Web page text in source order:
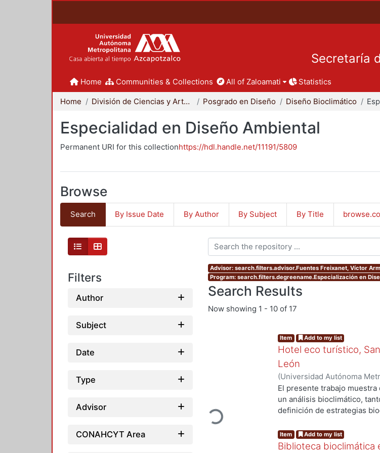
Secretaría
Home Communities & Collections All of Zaloamati Statistics
Home División de Ciencias y Artes para el Diseño Posgrado en Diseño Diseño Bioclimático
Especialidad en Diseño Ambiental
Permanent URI for this collectionhttps://hdl.handle.net/11191/5809
Browse
Search By Issue Date By Author By Subject By Title
Filters
Author
Subject
Date
Type
Advisor
CONAHCYT Area
Advisor: search.filters.advisor.Fuentes Freixanet, Víctor
Program: search.filters.degreename.Especialización en
Search Results
Now showing 1 - 10 of 17
Loading...
Item Add to my list
Hotel eco turístico,
León
(Universidad Autónoma
de Servicios de Información.
El presente trabajo
un análisis bioclimático,
definición de estrategias
adquiridos, logrando un
ejemplo vivo de la
Item Add to my list
Biblioteca bioclimática